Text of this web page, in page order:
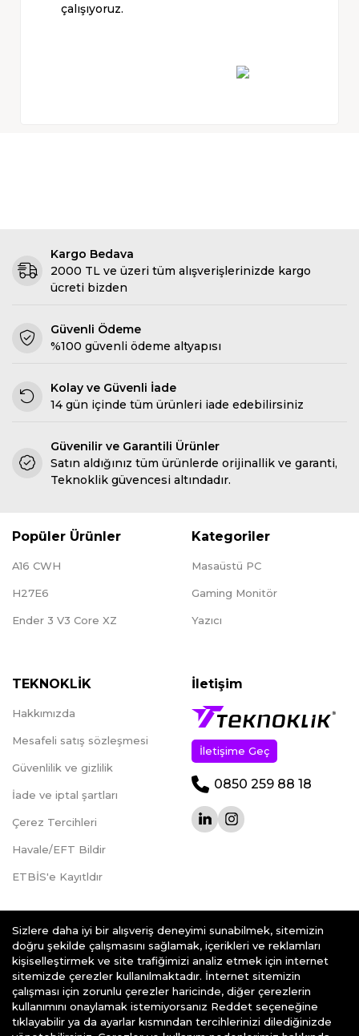
çalışıyoruz.
Kargo Bedava
2000 TL ve üzeri tüm alışverişlerinizde kargo
ücreti bizden
Güvenli Ödeme
%100 güvenli ödeme altyapısı
Kolay ve Güvenli İade
14 gün içinde tüm ürünleri iade edebilirsiniz
Güvenilir ve Garantili Ürünler
Satın aldığınız tüm ürünlerde orijinallik ve garanti,
Teknoklik güvencesi altındadır.
Popüler Ürünler
A16 CWH
H27E6
Ender 3 V3 Core XZ
Kategoriler
Masaüstü PC
Gaming Monitör
Yazıcı
TEKNOKLİK
Hakkımızda
Mesafeli satış sözleşmesi
Güvenlilik ve gizlilik
İade ve iptal şartları
Çerez Tercihleri
Havale/EFT Bildir
ETBİS'e Kayıtldır
İletişim
İletişime Geç
0850 259 88 18
teknoklik.com © 2026 - Her Hakkı Saklıdır.
Sizlere daha iyi bir alışveriş deneyimi sunabilmek, sitemizin
doğru şekilde çalışmasını sağlamak, içerikleri ve reklamları
kişiselleştirmek ve site trafiğimizi analiz etmek için internet
sitemizde çerezler kullanılmaktadır. İnternet sitemizin
çalışması için zorunlu çerezler haricinde, diğer çerezlerin
kullanımını onaylamak istemiyorsanız Reddet seçeneğine
tıklayabilir ya da ayarlar kısmından tercihlerinizi dilediğinizde